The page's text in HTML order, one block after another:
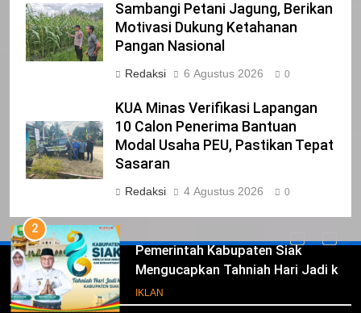
Sambangi Petani Jagung, Berikan
Motivasi Dukung Ketahanan
Pangan Nasional
Redaksi 6 Agustus 2026 0
KUA Minas Verifikasi Lapangan
10 Calon Penerima Bantuan
Modal Usaha PEU, Pastikan Tepat
Sasaran
Redaksi 4 Agustus 2026 0
Iklan
23
NURGARAHA HARPAL NOVTEN, SH
CALON ANGGOTA DPRD PROVINSI
DKI JAKARTA
IKLAN
1
Pimpinan Beserta Anggota DPRD
Kabupaten Siak Mengucapkan
IKLAN
2
Pemerintah Kabupaten Siak
Mengucapkan Tahniah Hari Jadi ke-
26 Kabupaten Siak
IKLAN